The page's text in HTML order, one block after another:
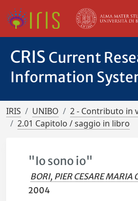
CRIS Current
Information
IRIS UNIBO
2 - Contributo in
2.01 Capitolo / saggio in libro
"Io sono io"
BORI, PIER CESARE MARIA
2004